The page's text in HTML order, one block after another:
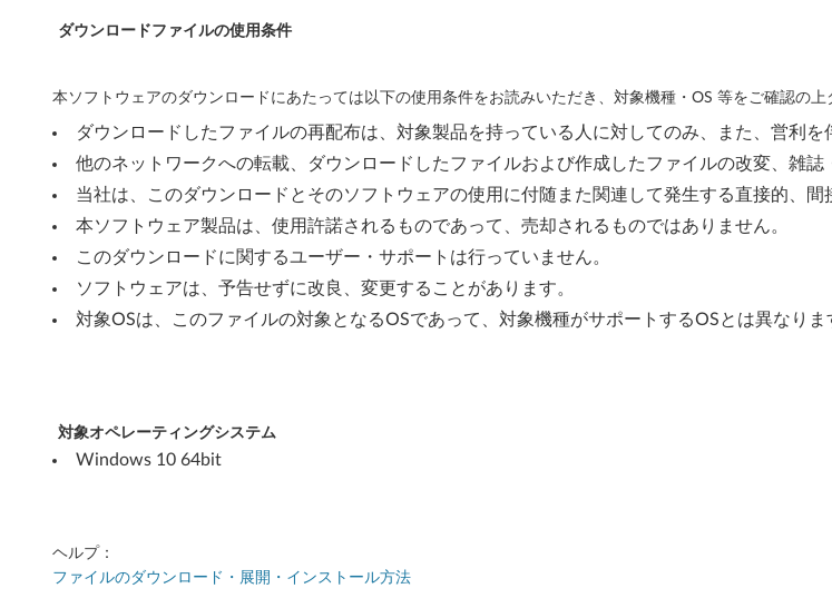
(
4
b
i
t
)
-
o
g
B
o
ダウンロードファイルの使用条件
本ソフトウェアのダウンロードにあたっては以下の使用条件をお読みいただき、対象機種・OS 等をご確認の上
ダウンロードしたファイルの再配布は、対象製品を持っている人に対してのみ、また、営利を
他のネットワークへの転載、ダウンロードしたファイルおよび作成したファイルの改変、雑誌
当社は、このダウンロードとそのソフトウェアの使用に付随また関連して発生する直接的、
本ソフトウェア製品は、使用許諾されるものであって、売却されるものではありません。
このダウンロードに関するユーザー・サポートは行っていません。
ソフトウェアは、予告せずに改良、変更することがあります。
対象OSは、このファイルの対象となるOSであって、対象機種がサポートするOSとは異なりま
対象オペレーティングシステム
Windows 10 64bit
ヘルプ：
ファイルのダウンロード・展開・インストール方法